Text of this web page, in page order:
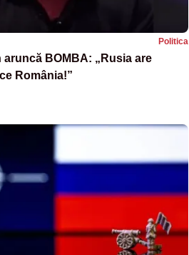
Politica
aruncă BOMBA: „Rusia are
România!”